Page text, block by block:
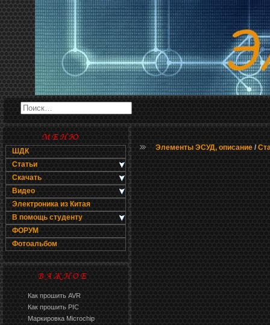
ШДК
Статьи
Скачать
Видео
Электроника из Китая
В помощь студенту
ФОРУМ
Фотоальбом
· Как прошить AVR
· Как прошить PIC
· Маркировка Microchip
Элементы ЭСУД, описание /